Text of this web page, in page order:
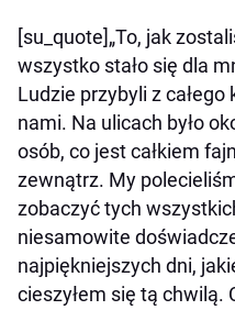
[su_quote]„To, jak
wszystko stało się dla
Ludzie przybyli z
nami. Na ulicach było
osób, co jest całkiem
zewnątrz. My
zobaczyć tych
niesamowite
najpiękniejszych dni,
cieszyłem się tą chwilą.